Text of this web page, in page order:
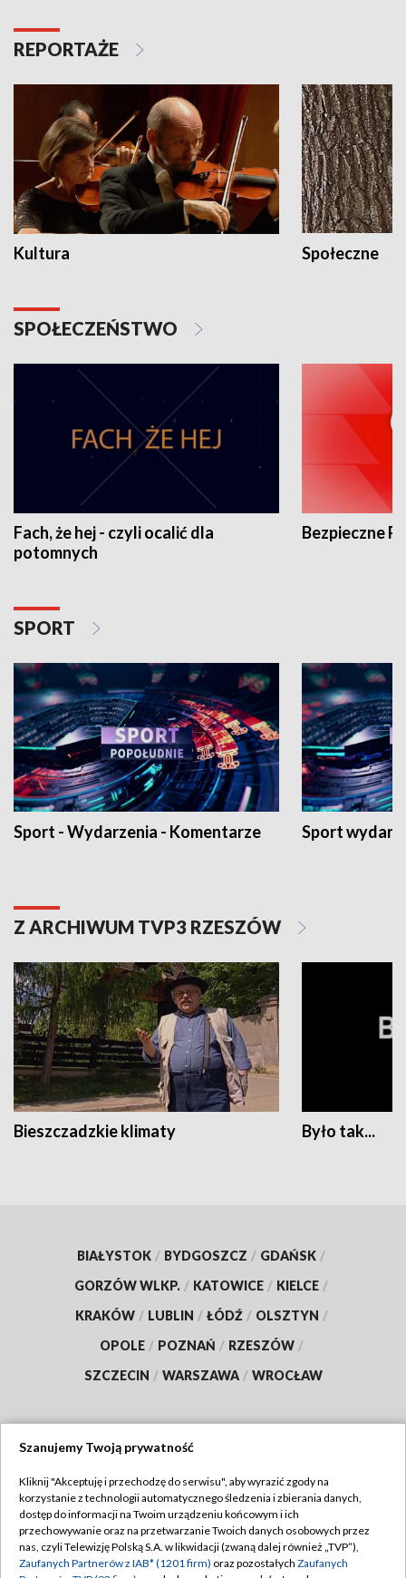
REPORTAŻE
Kultura Społeczne
SPOŁECZEŃSTWO
Fach, że hej - czyli ocalić dla
potomnych
Bezpieczne
SPORT
Sport - Wydarzenia - Komentarze Sport
Z ARCHIWUM TVP3 RZESZÓW
Bieszczadzkie klimaty Było tak...
BIAŁYSTOK / BYDGOSZCZ / GDAŃSK /
GORZÓW WLKP. / KATOWICE / KIELCE /
KRAKÓW / LUBLIN / ŁÓDŹ / OLSZTYN /
OPOLE / POZNAŃ / RZESZÓW /
SZCZECIN / WARSZAWA / WROCŁAW
TVP
Abonament TVP
Emisja w TVP
Regulamin TVP
Polityka prywatności
Szanujemy Twoją prywatność
Kliknij "Akceptuję i przechodzę do serwisu", aby wyrazić zgody na
korzystanie z technologii automatycznego śledzenia i zbierania danych,
dostęp do informacji na Twoim urządzeniu końcowym i ich
przechowywanie oraz na przetwarzanie Twoich danych osobowych przez
nas, czyli Telewizję Polską S.A. w likwidacji (zwaną dalej również „TVP”),
Zaufanych Partnerów z IAB* (1201 firm) oraz pozostałych Zaufanych